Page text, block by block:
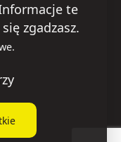
te
zgadzasz.